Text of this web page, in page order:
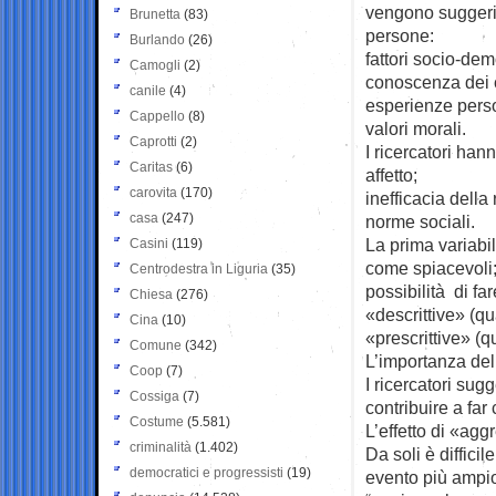
vengono
persone:
fattori socio-
conoscenza dei
esperienze
valori morali.
I ricercatori
affetto;
inefficacia della
norme sociali.
La prima
come
possibilità di
«descrittive»
«prescrittive»
L’importanza
I ricercatori
contribuire a far
L’effetto di
Da soli è
evento più
Brunetta (83)
Burlando (26)
Camogli (2)
canile (4)
Cappello (8)
Caprotti (2)
Caritas (6)
carovita (170)
casa (247)
Casini (119)
Centrodestra in Liguria (35)
Chiesa (276)
Cina (10)
Comune (342)
Coop (7)
Cossiga (7)
Costume (5.581)
criminalità (1.402)
democratici e progressisti (19)